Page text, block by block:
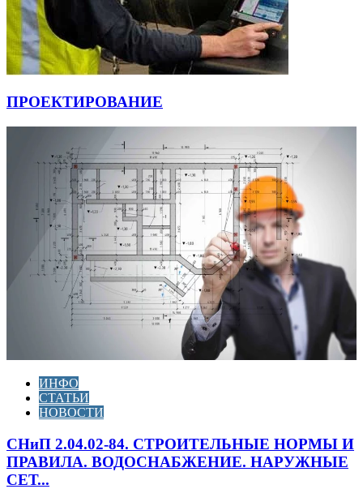
ПРОЕКТИРОВАНИЕ
ИНФО
СТАТЬИ
НОВОСТИ
СНиП 2.04.02-84. СТРОИТЕЛЬНЫЕ НОРМЫ И
ПРАВИЛА. ВОДОСНАБЖЕНИЕ. НАРУЖНЫЕ
СЕТ...